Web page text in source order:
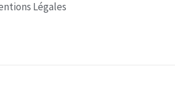
Légales